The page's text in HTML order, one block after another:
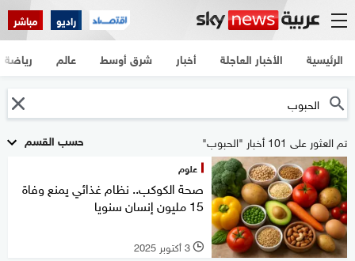
راديو مباشر
الرئيسية الأخبار العاجلة أخبار شرق أوسط عالم رياضة
حسب القسم تم العثور على 101 أخبار "الحبوب"
علوم
صحة الكوكب.. نظام غذائي يمنع وفاة
15 مليون إنسان سنويا
l 3 أكتوبر 2025